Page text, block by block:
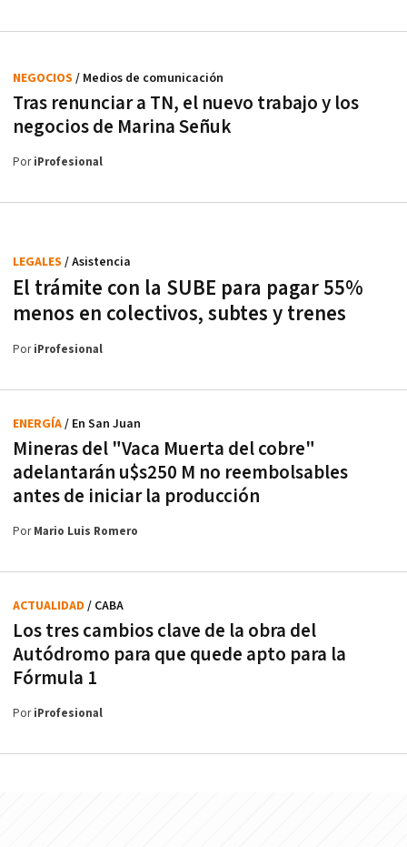
Tras renunciar a TN, el nuevo trabajo y los
negocios de Marina Señuk
NEGOCIOS / Medios de comunicación
PoriProfesional
El trámite con la SUBE para pagar 55%
menos en colectivos, subtes y trenes
LEGALES / Asistencia
PoriProfesional
Mineras del "Vaca Muerta del cobre"
adelantarán u$s250 M no reembolsables
antes de iniciar la producción
ENERGÍA/ En San Juan
PorMario Luis Romero
Los tres cambios clave de la obra del
Autódromo para que quede apto para la
Fórmula 1
ACTUALIDAD / CABA
PoriProfesional